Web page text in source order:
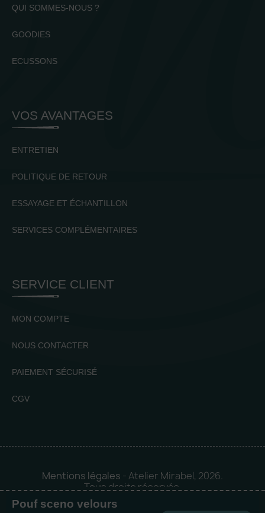
Pouf sceno velours
QUI SOMMES-NOUS ?
GOODIES
ECUSSONS
VOS AVANTAGES
ENTRETIEN
POLITIQUE DE RETOUR
ESSAYAGE ET ÉCHANTILLON
SERVICES COMPLÉMENTAIRES
SERVICE CLIENT
MON COMPTE
NOUS CONTACTER
PAIEMENT SÉCURISÉ
CGV
Mentions légales - Atelier Mirabel, 2026.
Tous droits réservés.
Mise en orbite 🪐 byLogia |